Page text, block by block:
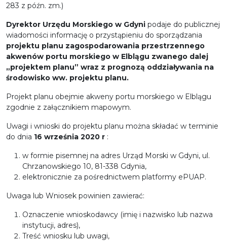
283 z późn. zm.)
Dyrektor Urzędu Morskiego w Gdyni podaje do publicznej
wiadomości informację o przystąpieniu do sporządzania
projektu planu zagospodarowania przestrzennego
akwenów portu morskiego w Elblągu zwanego dalej
„projektem planu” wraz z prognozą oddziaływania na
środowisko ww. projektu planu.
Projekt planu obejmie akweny portu morskiego w Elblągu
zgodnie z załącznikiem mapowym.
Uwagi i wnioski do projektu planu można składać w terminie
do dnia 16 września 2020 r :
w formie pisemnej na adres Urząd Morski w Gdyni, ul.
Chrzanowskiego 10, 81-338 Gdynia,
elektronicznie za pośrednictwem platformy ePUAP.
Uwaga lub Wniosek powinien zawierać:
Oznaczenie wnioskodawcy (imię i nazwisko lub nazwa
instytucji, adres),
Treść wniosku lub uwagi,